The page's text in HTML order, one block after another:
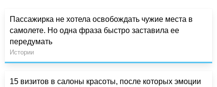
Пассажирка не хотела освобождать чужие места в
самолете. Но одна фраза быстро заставила ее
передумать
Истории
15 визитов в салоны красоты, после которых эмоции